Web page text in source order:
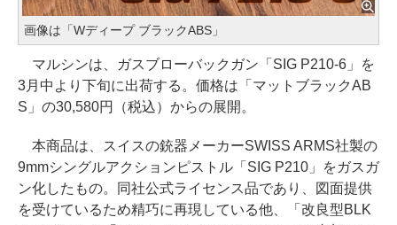
画像は「Wディープ ブラックABS」
マルシンは、ガスブローバックガン「SIG P210-6」を
3月中より下旬に出荷する。価格は「マットブラックAB
S」の30,580円（税込）からの展開。
本商品は、スイスの銃器メーカーSWISS ARMS社製の
9mmシングルアクションピストル「SIG P210」をガスガ
ン化したもの。同社公式ライセンス品であり、図面提供
を受けているため精巧に再現している他、「改良型BLK